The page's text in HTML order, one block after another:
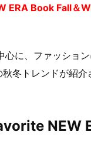
ERA Book Fall＆
心に、ファッショ
秋冬トレンドが紹介
NEW